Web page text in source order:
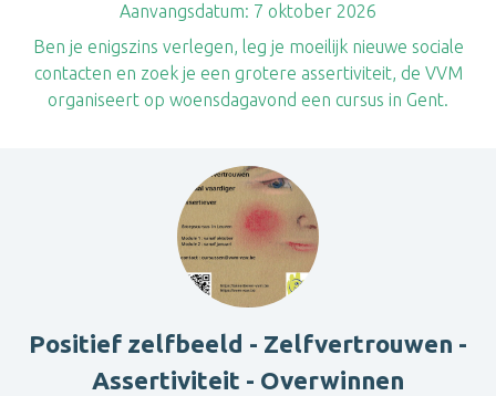
Aanvangsdatum: 7 oktober 2026
Ben je enigszins verlegen, leg je moeilijk nieuwe sociale
contacten en zoek je een grotere assertiviteit, de VVM
organiseert op woensdagavond een cursus in Gent.
Positief zelfbeeld - Zelfvertrouwen -
Assertiviteit - Overwinnen